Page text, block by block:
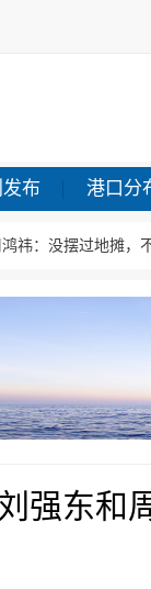
布 港口分
祎：没摆过地摊，
强东和